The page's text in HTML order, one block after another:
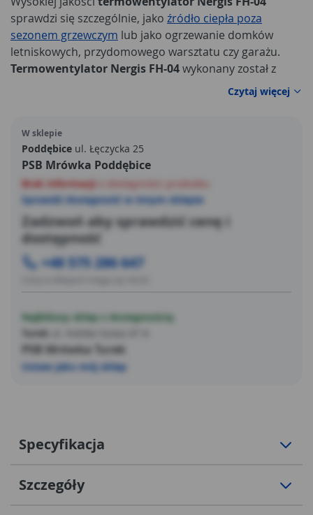
sprawdzi się szczególnie, jako źródło ciepła poza
sezonem grzewczym lub jako ogrzewanie domków
letniskowych, przydomowego warsztatu czy garażu.
Termowentylator Nergis FH-04wykonany został z
najwyższej jakości materiałów, co w połączeniu z
precyzyjnym montażem gwarantuje efektywność i
Najważniejsze parametry techniczne
termowentylatoraNergis FH-04
Czytaj więcej
W sklepie
Poddębice ul. Łęczycka 25
PSB Mrówka Poddębice
Brak informacji
Sprawdź dostępność w innym sklepie
Zadzwoń aby sprawdzić cenę i
dostępność
+48 575 286 647
Najbliższy sklep z dostępnością
Turek
PSB Mrówka Turek
Ustaw jako mój sklep
Specyfikacja
Szczegóły